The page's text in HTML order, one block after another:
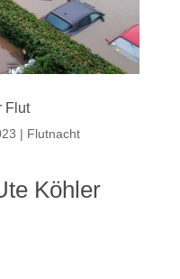
Flut
| Flutnacht
Köhler